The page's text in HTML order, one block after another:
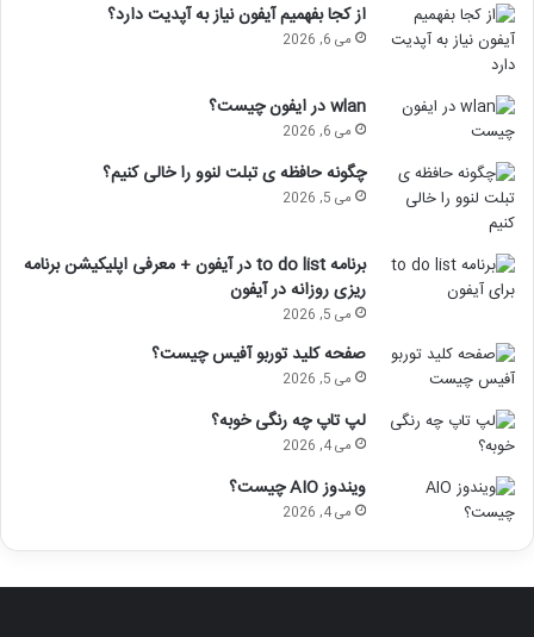
از کجا بفهمیم آیفون نیاز به آپدیت دارد؟
می 6, 2026
wlan در ایفون چیست؟
می 6, 2026
چگونه حافظه ی تبلت لنوو را خالی کنیم؟
می 5, 2026
برنامه to do list در آیفون + معرفی اپلیکیشن برنامه
ریزی روزانه در آیفون
می 5, 2026
صفحه کلید توربو آفیس چیست؟
می 5, 2026
لپ تاپ چه رنگی خوبه؟
می 4, 2026
ویندوز AIO چیست؟
می 4, 2026